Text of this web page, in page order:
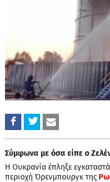
Σύμφωνα με όσα είπε ο
Η Ουκρανία έπληξε
περιοχή Όρενμπουργκ της